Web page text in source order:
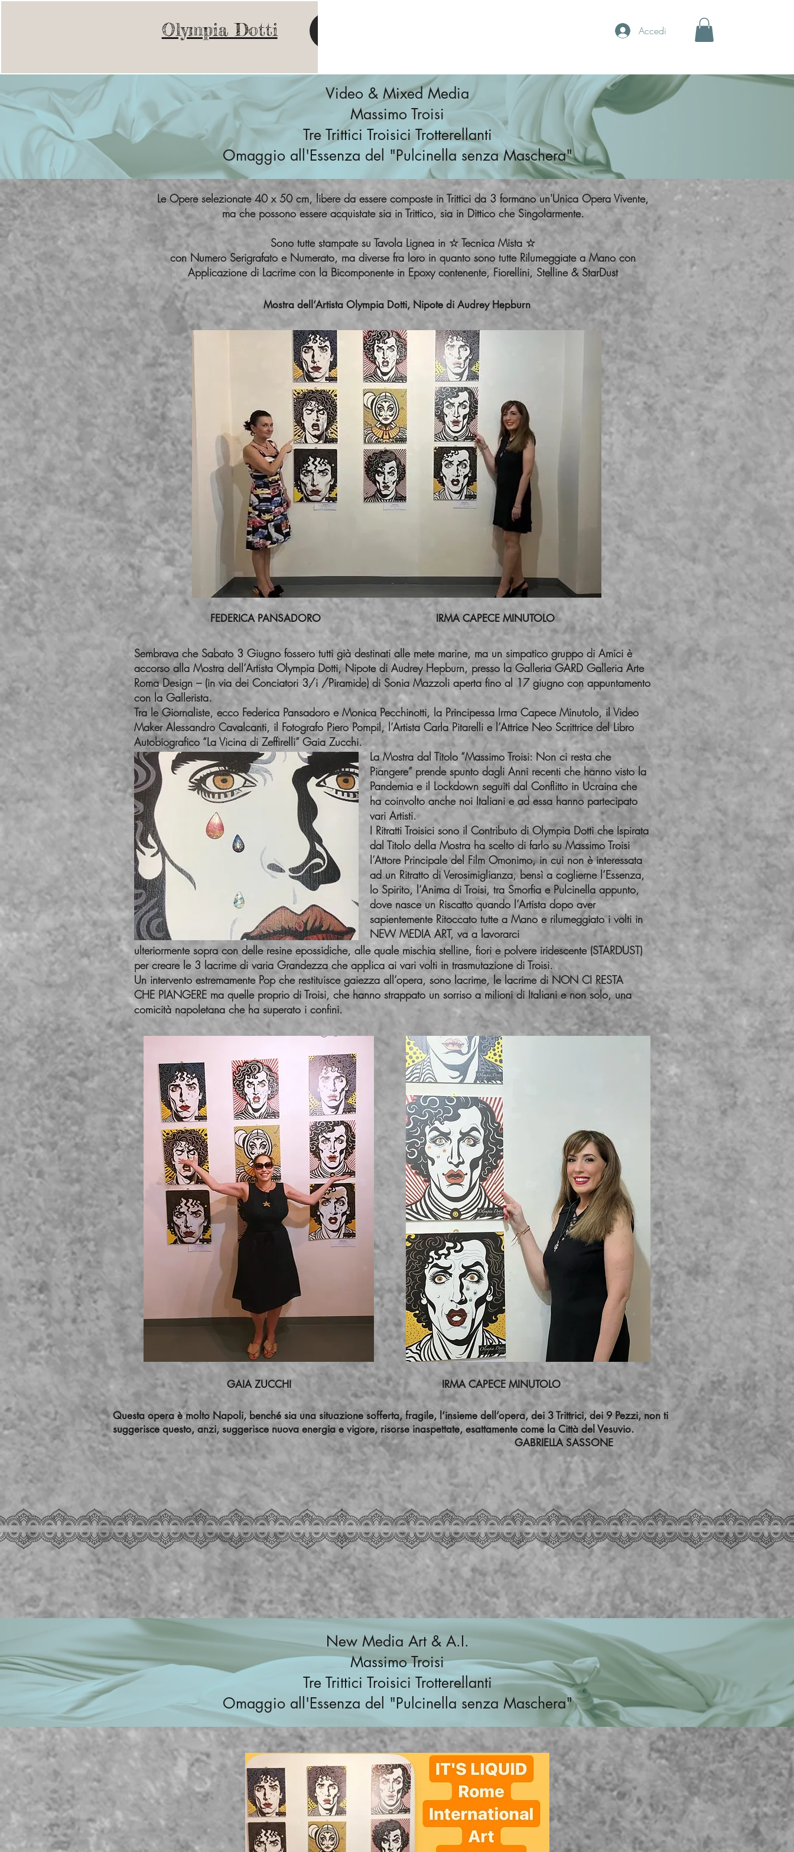
Olympia Dotti Accedi
Video & Mixed Media
Massimo Troisi
Tre Trittici Troisici Trotterellanti
Omaggio all'Essenza del "Pulcinella senza Maschera"
Le Opere selezionate 40 x 50 cm, libere da essere composte in Trittici da 3 formano un'Unica Opera Vivente,
ma che possono essere acquistate sia in Trittico, sia in Dittico che Singolarmente.
Sono tutte stampate su Tavola Lignea in ☆ Tecnica Mista ☆
con Numero Serigrafato e Numerato, ma diverse fra loro in quanto sono tutte Rilumeggiate a Mano con
Applicazione di Lacrime con la Bicomponente in Epoxy contenente, Fiorellini, Stelline & StarDust
Mostra dell’Artista Olympia Dotti, Nipote di Audrey Hepburn
FEDERICA PANSADORO IRMA CAPECE MINUTOLO
Sembrava che Sabato 3 Giugno fossero tutti già destinati alle mete marine, ma un simpatico gruppo di Amici è
accorso alla Mostra dell’Artista Olympia Dotti, Nipote di Audrey Hepburn, presso la Galleria GARD Galleria Arte
Roma Design – (in via dei Conciatori 3/i /Piramide) di Sonia Mazzoli aperta fino al 17 giugno con appuntamento
con la Gallerista.
Tra le Giornaliste, ecco Federica Pansadoro e Monica Pecchinotti, la Principessa Irma Capece Minutolo, il Video
Maker Alessandro Cavalcanti, il Fotografo Piero Pompil, l’Artista Carla Pitarelli e l’Attrice Neo Scrittrice del Libro
Autobiografico “La Vicina di Zeffirelli” Gaia Zucchi.
La Mostra dal Titolo “Massimo Troisi: Non ci resta che
Piangere” prende spunto dagli Anni recenti che hanno visto la
Pandemia e il Lockdown seguiti dal Conflitto in Ucraina che
ha coinvolto anche noi Italiani e ad essa hanno partecipato
vari Artisti.
I Ritratti Troisici sono il Contributo di Olympia Dotti che Ispirata
dal Titolo della Mostra ha scelto di farlo su Massimo Troisi
l’Attore Principale del Film Omonimo, in cui non è interessata
ad un Ritratto di Verosimiglianza, bensì a coglierne l’Essenza,
lo Spirito, l’Anima di Troisi, tra Smorfia e Pulcinella appunto,
dove nasce un Riscatto quando l’Artista dopo aver
sapientemente Ritoccato tutte a Mano e rilumeggiato i volti in
NEW MEDIA ART, va a lavorarci
ulteriormente sopra con delle resine epossidiche, alle quale mischia stelline, fiori e polvere iridescente (STARDUST)
per creare le 3 lacrime di varia Grandezza che applica ai vari volti in trasmutazione di Troisi.
Un intervento estremamente Pop che restituisce gaiezza all’opera, sono lacrime, le lacrime di NON CI RESTA
CHE PIANGERE ma quelle proprio di Troisi, che hanno strappato un sorriso a milioni di Italiani e non solo, una
comicità napoletana che ha superato i confini.
GAIA ZUCCHI IRMA CAPECE MINUTOLO
Questa opera è molto Napoli, benché sia una situazione sofferta, fragile, l’insieme dell’opera, dei 3 Trittrici, dei 9 Pezzi, non ti
suggerisce questo, anzi, suggerisce nuova energia e vigore, risorse inaspettate, esattamente come la Città del Vesuvio.
GABRIELLA SASSONE
New Media Art & A.I.
Massimo Troisi
Tre Trittici Troisici Trotterellanti
Omaggio all'Essenza del "Pulcinella senza Maschera"